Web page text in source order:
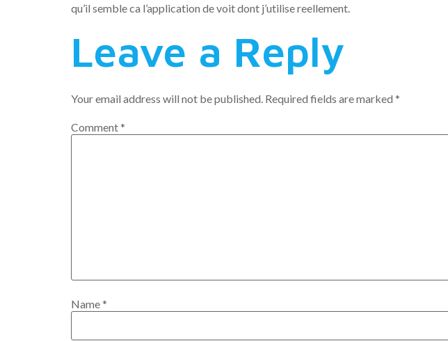
qu’il semble ca l’application de voit dont j’utilise reellement.
Leave a Reply
Your email address will not be published. Required fields are marked *
Comment*
Name*